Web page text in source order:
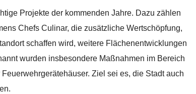
Projekte der kommenden Jahre. Dazu zählen
Chefs Culinar, die zusätzliche Wertschöpfung,
schaffen wird, weitere Flächenentwicklungen
wurden insbesondere Maßnahmen im Bereich
Ziel sei es, die Stadt auch